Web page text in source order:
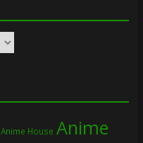
Anime House Anime